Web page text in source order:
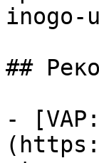
inogo-
##
-